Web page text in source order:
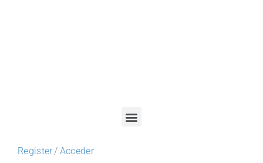
Register/ Acceder